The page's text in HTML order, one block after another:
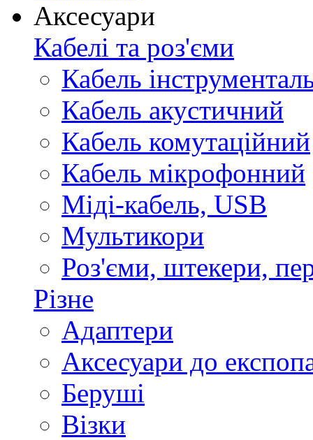
Аксесуари
Кабелі та роз'єми
Кабель
Кабель акустичний
Кабель комутаційний
Кабель мікрофонний
Міді-кабель, USB
Мультикори
Роз'єми, штекери,
Різне
Адаптери
Аксесуари до
Беруші
Візки